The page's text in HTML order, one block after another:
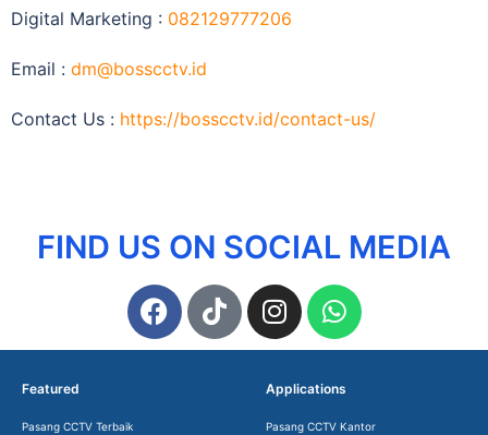
Digital Marketing : 082129777206
Email : dm@bosscctv.id
Contact Us : https://bosscctv.id/contact-us/
FIND US ON SOCIAL MEDIA
Featured
Pasang CCTV Terbaik
Applications
Pasang CCTV Kantor